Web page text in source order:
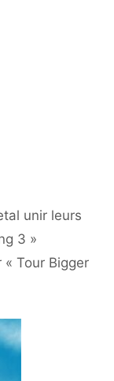
unir leurs
3 »
« Tour Bigger